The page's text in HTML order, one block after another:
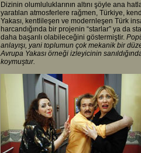
Dizinin olumluluklarının altını şöyle ana
yaratılan atmosferlere rağmen, Türkiye,
Yakası, kentlileşen ve modernleşen Türk
harcandığında bir projenin “starlar” ya da
daha başarılı olabileceğini göstermiştir.
anlayışı, yani toplumun çok mekanik bir
Avrupa Yakası örneği izleyicinin
koymuştur.